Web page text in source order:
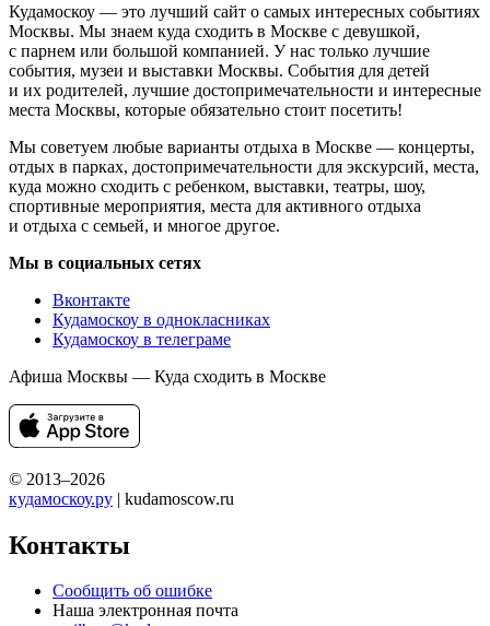
Кудамоскоу — это лучший сайт о самых интересных событиях
Москвы. Мы знаем куда сходить в Москве с девушкой,
с парнем или большой компанией. У нас только лучшие
события, музеи и выставки Москвы. События для детей
и их родителей, лучшие достопримечательности и интересные
места Москвы, которые обязательно стоит посетить!
Мы советуем любые варианты отдыха в Москве — концерты,
отдых в парках, достопримечательности для экскурсий, места,
куда можно сходить с ребенком, выставки, театры, шоу,
спортивные мероприятия, места для активного отдыха
и отдыха с семьей, и многое другое.
Мы в социальных сетях
Вконтакте
Кудамоскоу в однокласниках
Кудамоскоу в телеграме
Афиша Москвы — Куда сходить в Москве
© 2013–2026
кудамоскоу.ру | kudamoscow.ru
Контакты
Сообщить об ошибке
Наша электронная почта